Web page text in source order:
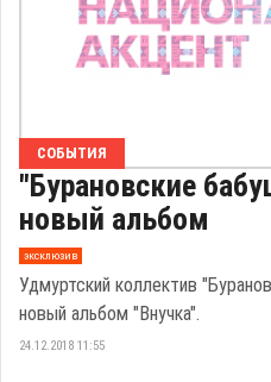
СОБЫТИЯ
"Бурановские
новый альбом
эксклюзив
Удмуртский коллектив
новый альбом "Внучка".
24.12.2018 11:55